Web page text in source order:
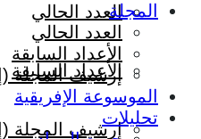
العدد الحالي
الأعداد السابقة
إرشيف المجلة
المجلة
العدد الحالي
الأعداد السابقة
إرشيف المجلة
الموسوعة الإفريقية
تحليلات